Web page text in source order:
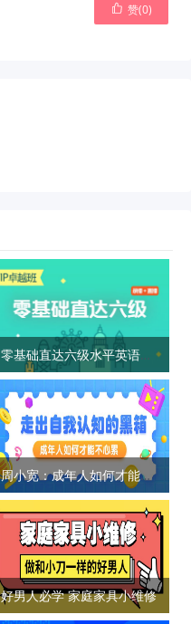
 赞(0)
零基础直达六级水平英语学习
周小宽：成年人如何才能不心累
好男人必学 家庭家具小维修